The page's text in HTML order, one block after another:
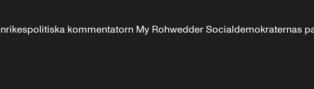
kommentatorn My Rohwedder Socialdemokraternas